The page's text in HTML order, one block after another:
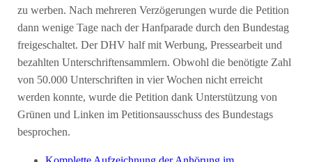
zu werben. Nach mehreren Verzögerungen wurde die Petition
dann wenige Tage nach der Hanfparade durch den Bundestag
freigeschaltet. Der DHV half mit Werbung, Pressearbeit und
bezahlten Unterschriftensammlern. Obwohl die benötigte Zahl
von 50.000 Unterschriften in vier Wochen nicht erreicht
werden konnte, wurde die Petition dank Unterstützung von
Grünen und Linken im Petitionsausschuss des Bundestags
besprochen.